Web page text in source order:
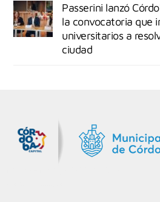
Passerini lanzó
la convocatoria que
universitarios a
ciudad